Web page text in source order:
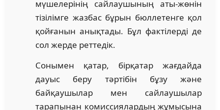
мүшелерінің сайлаушының аты-жөнін
тізілімге жазбас бұрын бюллетенге қол
қойғанын анықтады. Бұл фактілерді де
сол жерде реттедік.
Сонымен қатар, бірқатар жағдайда
дауыс беру тәртібін бұзу және
байқаушылар мен сайлаушылар
тарапынан комиссиялардың жұмысына